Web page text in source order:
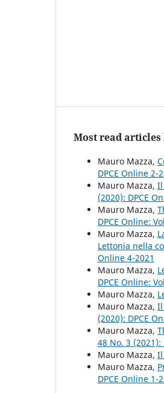
Most read
Mauro Mazza,
DPCE Online 2-
Mauro Mazza, Il
(2020): DPCE
Mauro Mazza,
DPCE Online:
Mauro Mazza,
Lettonia nella
Online 4-2021
Mauro Mazza,
DPCE Online:
Mauro Mazza,
Mauro Mazza, Il
(2020): DPCE
Mauro Mazza,
48 No. 3 (2021):
Mauro Mazza, Il
Mauro Mazza,
DPCE Online 1-